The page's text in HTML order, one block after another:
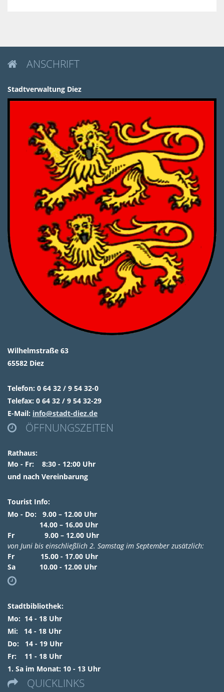
 ANSCHRIFT
Stadtverwaltung Diez
Wilhelmstraße 63
65582 Diez
Telefon: 0 64 32 / 9 54 32-0
Telefax: 0 64 32 / 9 54 32-29
E-Mail: info@stadt-diez.de
 ÖFFNUNGSZEITEN
Rathaus:
Mo - Fr: 8:30 - 12:00 Uhr
und nach Vereinbarung
Tourist Info:
Mo - Do: 9.00 – 12.00 Uhr
14.00 – 16.00 Uhr
Fr 9.00 – 12.00 Uhr
von Juni bis einschließlich 2. Samstag im September zusätzlich:
Fr 15.00 - 17.00 Uhr
Sa 10.00 - 12.00 Uhr

Stadtbibliothek:
Mo: 14 - 18 Uhr
Mi: 14 - 18 Uhr
Do: 14 - 19 Uhr
Fr: 11 - 18 Uhr
1. Sa im Monat: 10 - 13 Uhr
 QUICKLINKS